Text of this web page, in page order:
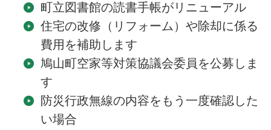
町立図書館の読書手帳がリニューアル
住宅の改修（リフォーム）や除却に係る
費用を補助します
鳩山町空家等対策協議会委員を公募しま
す
防災行政無線の内容をもう一度確認した
い場合